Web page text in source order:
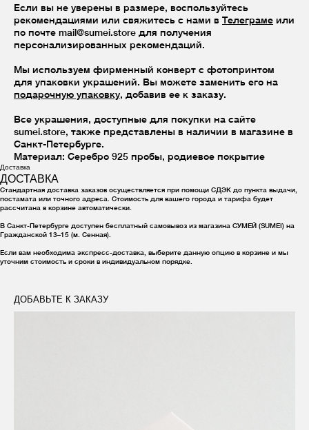
Если вы не уверены в размере, воспользуйтесь
рекомендациями или свяжитесь с нами в Телеграме или
по почте mail@sumei.store для получения
персонализированных рекомендаций.
Мы используем фирменный конверт с фотопринтом
для упаковки украшений. Вы можете заменить его на
подарочную упаковку, добавив ее к заказу.
Все украшения, доступные для покупки на сайте
sumei.store, также представлены в наличии в магазине в
Санкт-Петербурге.
Материал: Серебро 925 пробы, родиевое покрытие
Доставка
ДОСТАВКА
Стандартная доставка заказов осуществляется при помощи СДЭК до пункта выдачи,
постамата или точного адреса. Стоимость для вашего города и тарифа будет
рассчитана в корзине автоматически.
В Санкт-Петербурге доступен бесплатный самовывоз из магазина СУМЕЙ (SUMEI) на
Гражданской 13–15 (м. Сенная).
Если вам необходима экспресс-доставка, выберите данную опцию в корзине и мы
уточним стоимость и сроки в индивидуальном порядке.
ДОБАВЬТЕ К ЗАКАЗУ